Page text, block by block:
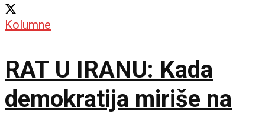
Kolumne
RAT U IRANU: Kada
demokratija miriše na